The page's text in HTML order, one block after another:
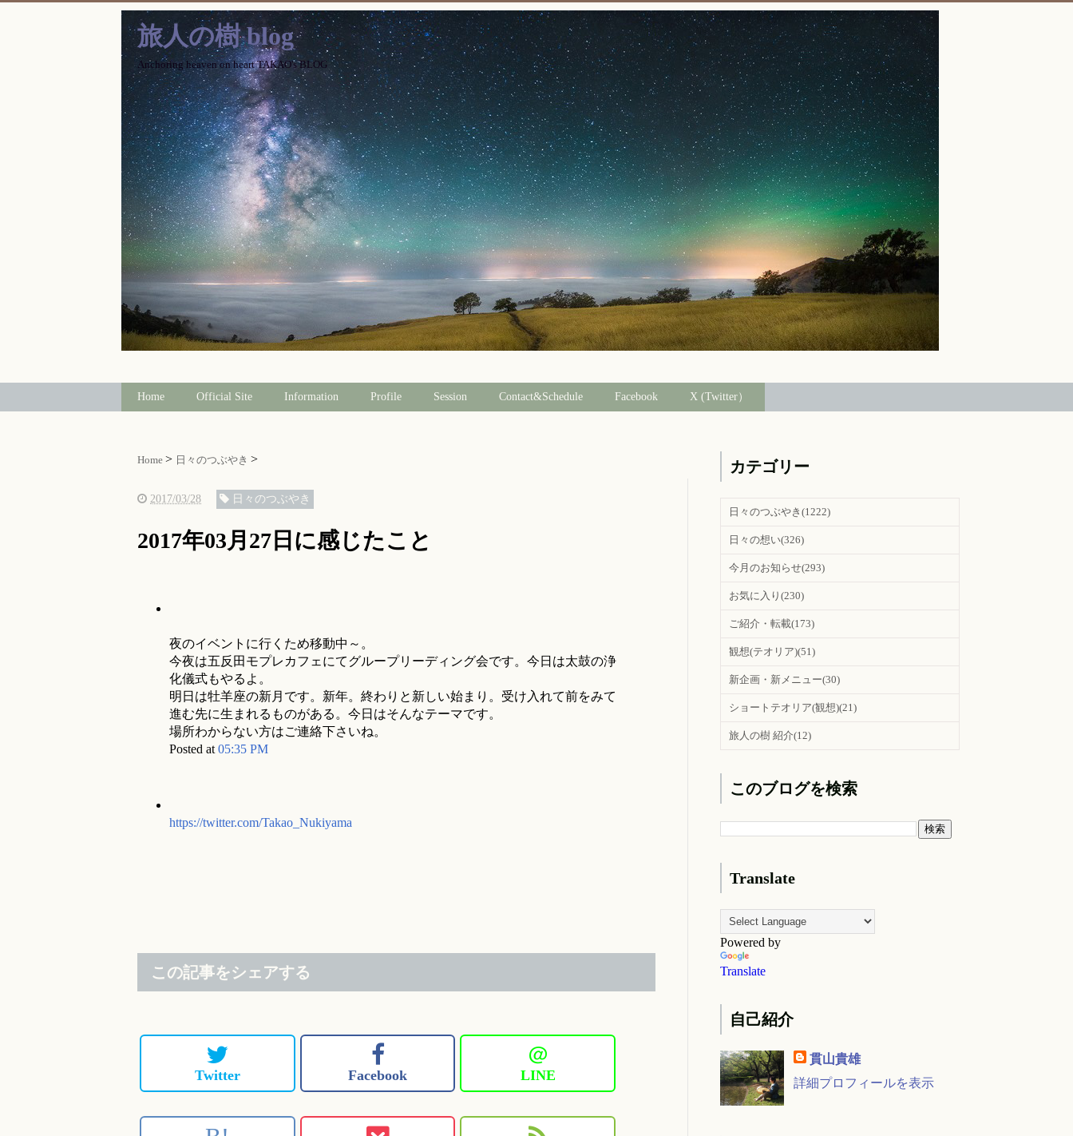
旅人の樹 blog
Anchoring heaven on heart TAKAO's BLOG
Home Official Site Information Profile Session Contact&Schedule Facebook X (Twitter）
Home 日々のつぶやき
2017/03/28 日々のつぶやき
2017年03月27日に感じたこと
夜のイベントに行くため移動中～。
今夜は五反田モプレカフェにてグループリーディング会です。今日は太鼓の浄
化儀式もやるよ。
明日は牡羊座の新月です。新年。終わりと新しい始まり。受け入れて前をみて
進む先に生まれるものがある。今日はそんなテーマです。
場所わからない方はご連絡下さいね。
Posted at 05:35 PM
https://twitter.com/Takao_Nukiyama
この記事をシェアする
Twitter Facebook
＠
LINE
カテゴリー
日々のつぶやき (1222)
日々の想い(326)
今月のお知らせ(293)
お気に入り (230)
ご紹介・転載(173)
観想(テオリア)(51)
新企画・新メニュー(30)
ショートテオリア(観想)(21)
旅人の樹 紹介(12)
このブログを検索
Translate
Powered by
Translate
自己紹介
貫山貴雄
詳細プロフィールを表示